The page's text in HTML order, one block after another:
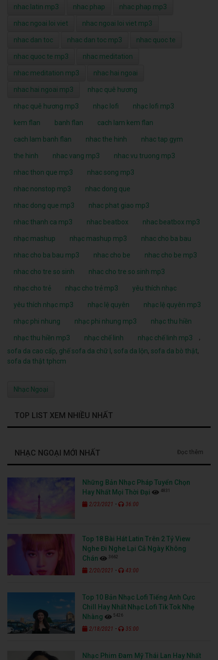
nhac latin mp3 nhac phap nhac phap mp3
nhac ngoai loi viet nhac ngoai loi viet mp3
nhac dan toc nhac dan toc mp3 nhac quoc te
nhac quoc te mp3 nhac meditation
nhac meditation mp3 nhac hai ngoai
nhac hai ngoai mp3 nhạc quê hương
nhạc quê hương mp3 nhạc lofi nhạc lofi mp3
kem flan banh flan cach lam kem flan
cach lam banh flan nhac the hinh nhac tap gym
the hinh nhac vang mp3 nhac vu truong mp3
nhac thon que mp3 nhac song mp3
nhac nonstop mp3 nhac dong que
nhac dong que mp3 nhac phat giao mp3
nhac thanh ca mp3 nhac beatbox nhac beatbox mp3
nhạc mashup nhạc mashup mp3 nhac cho ba bau
nhac cho ba bau mp3 nhac cho be nhac cho be mp3
nhac cho tre so sinh nhac cho tre so sinh mp3
nhạc cho trẻ nhạc cho trẻ mp3 yêu thích nhạc
yêu thích nhạc mp3 nhạc lệ quyên nhạc lệ quyên mp3
nhạc phi nhung nhạc phi nhung mp3 nhạc thu hiền
nhạc thu hiền mp3 nhạc chế linh nhạc chế linh mp3
,
sofa da cao cấp, ghế sofa da chữ l , sofa da lộn, sofa da bò thật,
sofa da thật tphcm
Nhạc Ngoại
TOP LIST XEM NHIỀU NHẤT
NHẠC NGOẠI MỚI NHẤT Đọc thêm
Những Bản Nhạc Pháp Tuyển Chọn
Hay Nhất Mọi Thời Đại
4831
2/23/2021 - 36:00
Top 18 Bài Hát Latin Trên 2 Tỷ View
Nghe Đi Nghe Lại Cả Ngày Không
Chán
3662
2/20/2021 - 43:00
Top 10 Bản Nhạc Lofi Tiếng Anh Cực
Chill Hay Nhất Nhạc Lofi Tik Tok Nhẹ
Nhàng
5426
2/18/2021 - 35:00
Nhạc Phim Đam Mỹ Thái Lan Hay Nhất